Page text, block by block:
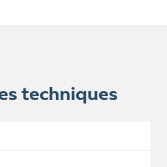
techniques